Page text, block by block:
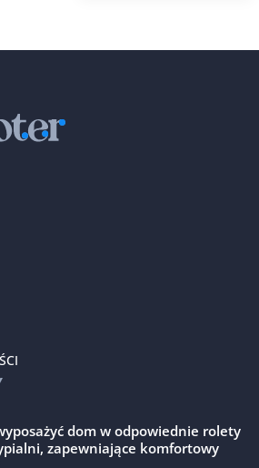
dom w odpowiednie rolety
zapewniające komfortowy